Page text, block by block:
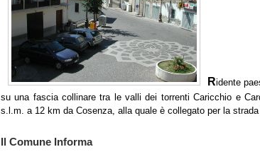
Ridente
su una fascia collinare tra le valli dei torrenti Caricchio e
s.l.m. a 12 km da Cosenza, alla quale è collegato per la
Il Comune Informa